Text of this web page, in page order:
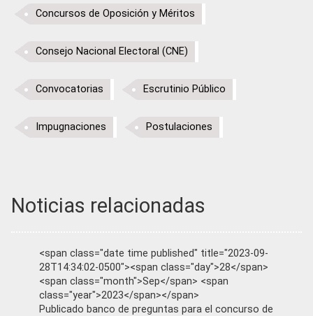
Concursos de Oposición y Méritos
Consejo Nacional Electoral (CNE)
Convocatorias Escrutinio Público
Impugnaciones Postulaciones
Noticias relacionadas
<span class="date time published" title="2023-09-
28T14:34:02-0500"><span class="day">28</span>
<span class="month">Sep</span> <span
class="year">2023</span></span>
Publicado banco de preguntas para el concurso de